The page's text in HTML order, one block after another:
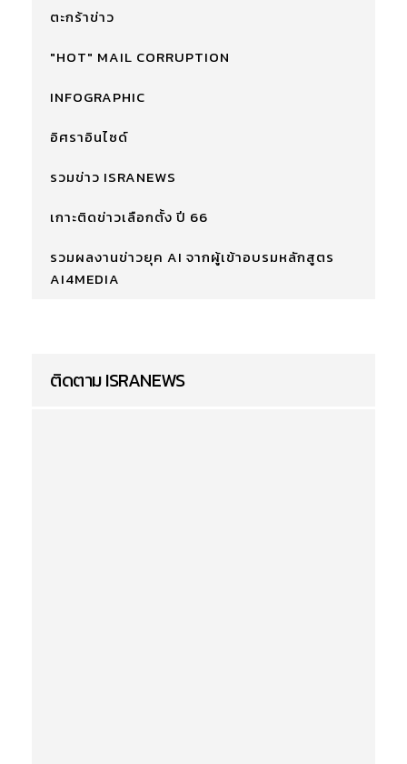
ตะกร้าข่าว
"HOT" MAIL CORRUPTION
INFOGRAPHIC
อิศราอินไซด์
รวมข่าว ISRANEWS
เกาะติดข่าวเลือกตั้ง ปี 66
รวมผลงานข่าวยุค AI จากผู้เข้าอบรมหลักสูตร
AI4MEDIA
ติดตาม ISRANEWS